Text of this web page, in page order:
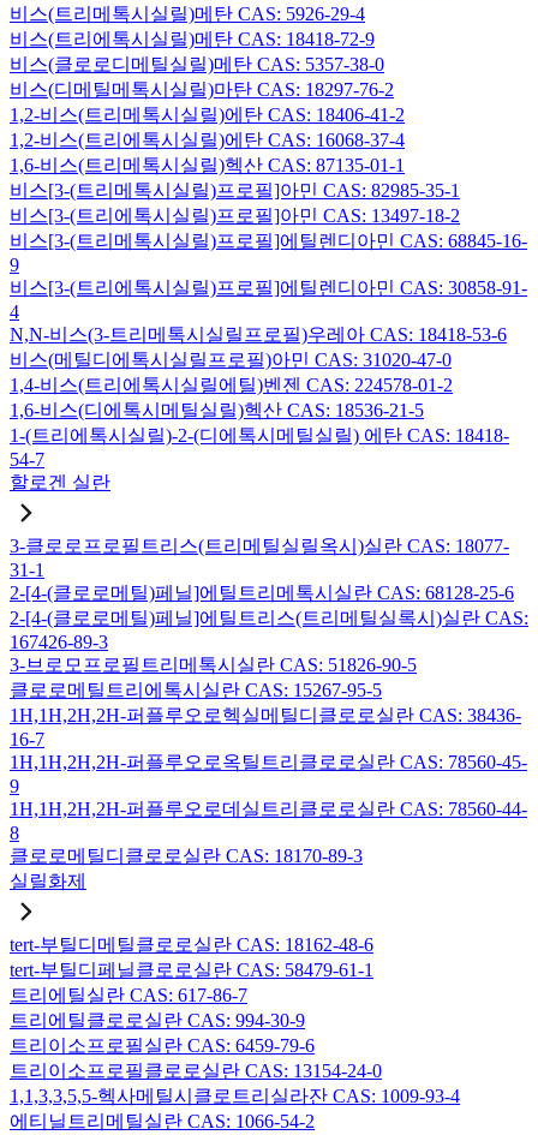
비스(트리메톡시실릴)메탄 CAS: 5926-29-4
비스(트리에톡시실릴)메탄 CAS: 18418-72-9
비스(클로로디메틸실릴)메탄 CAS: 5357-38-0
비스(디메틸메톡시실릴)마탄 CAS: 18297-76-2
1,2-비스(트리메톡시실릴)에탄 CAS: 18406-41-2
1,2-비스(트리에톡시실릴)에탄 CAS: 16068-37-4
1,6-비스(트리메톡시실릴)헥산 CAS: 87135-01-1
비스[3-(트리메톡시실릴)프로필]아민 CAS: 82985-35-1
비스[3-(트리에톡시실릴)프로필]아민 CAS: 13497-18-2
비스[3-(트리메톡시실릴)프로필]에틸렌디아민 CAS: 68845-16-
9
비스[3-(트리에톡시실릴)프로필]에틸렌디아민 CAS: 30858-91-
4
N,N-비스(3-트리메톡시실릴프로필)우레아 CAS: 18418-53-6
비스(메틸디에톡시실릴프로필)아민 CAS: 31020-47-0
1,4-비스(트리에톡시실릴에틸)벤젠 CAS: 224578-01-2
1,6-비스(디에톡시메틸실릴)헥산 CAS: 18536-21-5
1-(트리에톡시실릴)-2-(디에톡시메틸실릴) 에탄 CAS: 18418-
54-7
할로겐 실란
3-클로로프로필트리스(트리메틸실릴옥시)실란 CAS: 18077-
31-1
2-[4-(클로로메틸)페닐]에틸트리메톡시실란 CAS: 68128-25-6
2-[4-(클로로메틸)페닐]에틸트리스(트리메틸실록시)실란 CAS:
167426-89-3
3-브로모프로필트리메톡시실란 CAS: 51826-90-5
클로로메틸트리에톡시실란 CAS: 15267-95-5
1H,1H,2H,2H-퍼플루오로헥실메틸디클로로실란 CAS: 38436-
16-7
1H,1H,2H,2H-퍼플루오로옥틸트리클로로실란 CAS: 78560-45-
9
1H,1H,2H,2H-퍼플루오로데실트리클로로실란 CAS: 78560-44-
8
클로로메틸디클로로실란 CAS: 18170-89-3
실릴화제
tert-부틸디메틸클로로실란 CAS: 18162-48-6
tert-부틸디페닐클로로실란 CAS: 58479-61-1
트리에틸실란 CAS: 617-86-7
트리에틸클로로실란 CAS: 994-30-9
트리이소프로필실란 CAS: 6459-79-6
트리이소프로필클로로실란 CAS: 13154-24-0
1,1,3,3,5,5-헥사메틸시클로트리실라잔 CAS: 1009-93-4
에티닐트리메틸실란 CAS: 1066-54-2